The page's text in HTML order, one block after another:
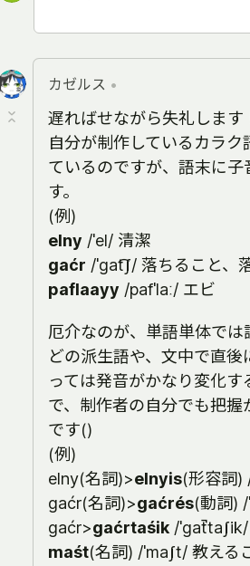
カゼルス •
遅ればせながら失礼します
自分が制作しているカラ
ているのですが、語末に
す。
(例)
elny /ˈel/ 清潔
gaćr /ˈɡat͡ʃ/ 落ちること、
paflaayy /pafˈlaː/ エビ
厄介なのが、単語単体で
どの派生語や、文中で直
っては発音がかなり変化
で、制作者の自分でも把
です()
(例)
elny(名詞)>elnyis(形容詞)
gaćr(名詞)>gaćrés(動詞) /
gaćr>gaćrtaśik /
maśt(名詞) /ˈmaʃt/ 教える